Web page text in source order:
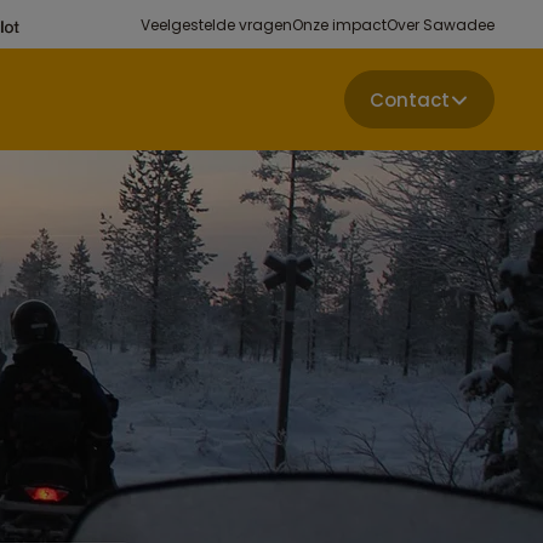
Veelgestelde vragenOnze impactOver Sawadee
Contact